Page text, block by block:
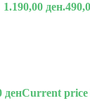
ден.
денCurrent price